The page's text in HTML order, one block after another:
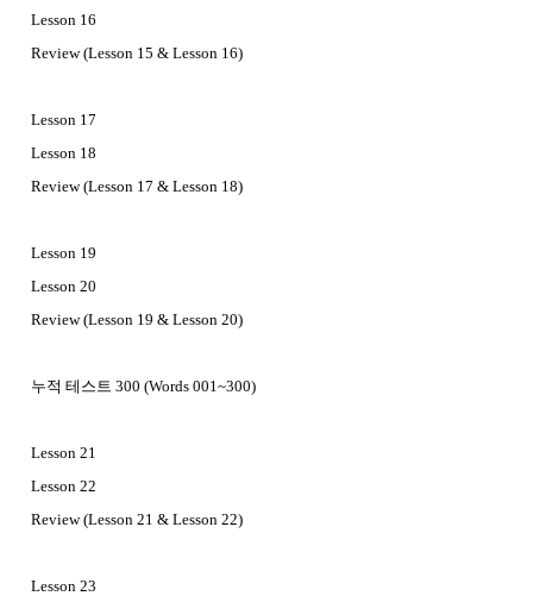
Lesson 16
Review (Lesson 15 & Lesson 16)
Lesson 17
Lesson 18
Review (Lesson 17 & Lesson 18)
Lesson 19
Lesson 20
Review (Lesson 19 & Lesson 20)
누적 테스트 300 (Words 001~300)
Lesson 21
Lesson 22
Review (Lesson 21 & Lesson 22)
Lesson 23